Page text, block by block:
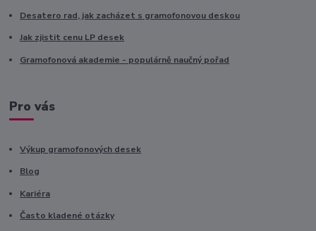
Desatero rad, jak zacházet s gramofonovou deskou
Jak zjistit cenu LP desek
Gramofonová akademie - populárně naučný pořad
Pro vás
Výkup gramofonových desek
Blog
Kariéra
Často kladené otázky